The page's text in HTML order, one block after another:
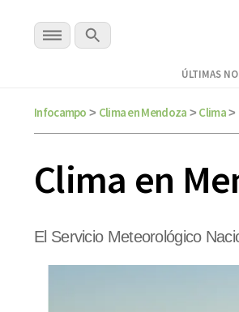
ÚLTIMAS
Infocampo > Clima en Mendoza > Clima>
Clima en
El Servicio Meteorológico